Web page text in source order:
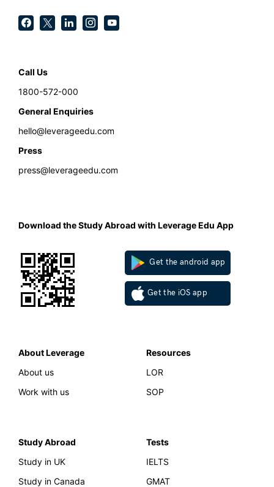
Call Us
1800-572-000
General Enquiries
hello@leverageedu.com
Press
press@leverageedu.com
Download the Study Abroad with Leverage Edu App
Get the android app
Get the iOS app
About Leverage
About us
Work with us
Resources
LOR
SOP
Study Abroad
Study in UK
Study in Canada
Tests
IELTS
GMAT